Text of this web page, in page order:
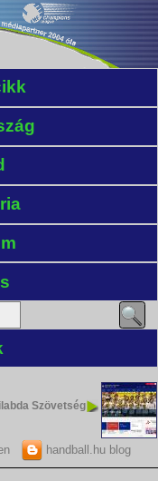
Szövetség
handball.hu blog